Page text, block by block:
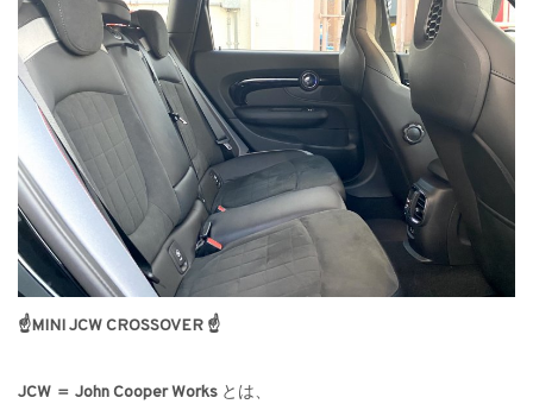
☝MINI JCW CROSSOVER ☝
JCW ＝ John Cooper Works とは、